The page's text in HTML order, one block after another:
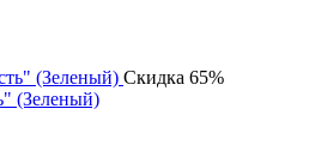
Скидка 65%
(Зеленый)